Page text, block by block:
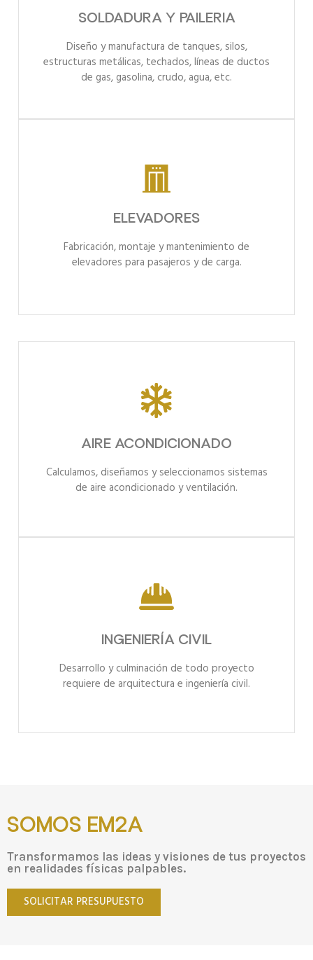
SOLDADURA Y PAILERIA
Diseño y manufactura de tanques, silos,
estructuras metálicas, techados, líneas de ductos
de gas, gasolina, crudo, agua, etc.
SOLDADURA Y PAILERIA
ELEVADORES
Fabricación, montaje y mantenimiento de
elevadores para pasajeros y de carga.
ELEVADORES
AIRE ACONDICIONADO
Calculamos, diseñamos y seleccionamos sistemas
de aire acondicionado y ventilación.
AIRE ACONDICIONADO
INGENIERÍA CIVIL
Desarrollo y culminación de todo proyecto
requiere de arquitectura e ingeniería civil.
INGENIERÍA CIVIL
SOMOS EM2A
Transformamos las ideas y visiones de tus proyectos
en realidades físicas palpables.
SOLICITAR PRESUPUESTO